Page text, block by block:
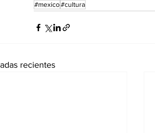
#mexico#cultura
recientes